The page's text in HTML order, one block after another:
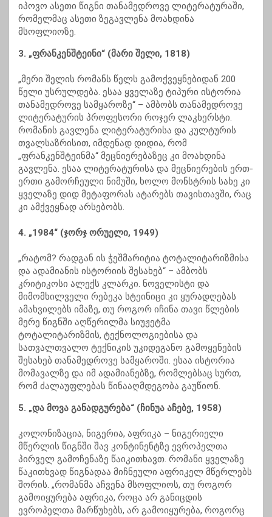
იპოვო ასეთი წიგნი თანამედროვე ლიტერატურაში,
რომელმაც ასეთი ზეგავლენა მოახდინა
მსოფლიოზე.
3. „ფრანკენშტეინი“ (მარი შელი, 1818)
„მერი შელის რომანს წელს გამოქვეყნებიდან 200
წელი უსრულდება. ესაა ყველაზე ტიპური ისტორია
თანამედროვე სამყაროზე“ – ამბობს თანამედროვე
ლიტერატურის პროფესორი როჯერ ლაკხერსტი.
რომანის გავლენა ლიტერატურისა და კულტურის
თვალსაზრისით, იმდენად დიდია, რომ
„ფრანკენშტეინმა“ მეცნიერებაზეც კი მოახდინა
გავლენა. ესაა ლიტერატურისა და მეცნიერების ერთ-
ერთი გამორჩეული ნიმუში, ხოლო მონსტრის სახე კი
ყველაზე დიდ მეტაფორას ატარებს თავისთავში, რაც
კი ამქვეყნად არსებობს.
4. „1984“ (ჯორჯ ორუელი, 1949)
„რატომ? რადგან ის ჭეშმარიტია ტოტალიტარიზმისა
და ადამიანის ისტორიის შესახებ“ – ამბობს
კრიტიკოსი ალექს კლარკი. ნოველისტი და
მიმომხილველი რებეკა სტეინიცი კი ყურადღებას
ამახვილებს იმაზე, თუ როგორ იჩინა თავი წლების
მერე წიგნში აღწერილმა სიუჟეტმა
ტოტალიტარიზმის, ტექნოლოგიებისა და
სათვალთვალო ტექნიკის უკიდეგანო გამოყენების
შესახებ თანამედროვე სამყაროში. ესაა ისტორია
მომავალზე და იმ ადამიანებზე, რომლებსაც სურთ,
რომ ძალაუფლებას წინააღმდეგობა გაუწიონ.
5. „და მოვა განადგურება“ (ჩინუა აჩებე, 1958)
კოლონიზაცია, ნიგერია, აფრიკა – ნიგერიელი
მწერლის წიგნში შავ კონტინენტზე ევროპელთა
პირველ გამოჩენაზე წაიკითხავთ. რომანი ყველაზე
წაკითხვად წიგნადაა მიჩნეული აფრიკელ მწერლებს
შორის. „რომანმა აჩვენა მსოფლიოს, თუ როგორ
გამოიყურება აფრიკა, როცა არ განიცდის
ევროპელთა მარწუხებს, არ გამოიყურება, როგორც